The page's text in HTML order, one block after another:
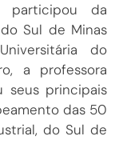
participou da
Sul de Minas
do
a professora
seus principais
das 50
do Sul de